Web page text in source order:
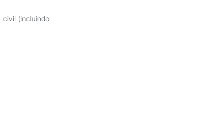
(incluindo